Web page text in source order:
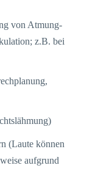
von Atmung-
z.B. bei
(Laute können
aufgrund